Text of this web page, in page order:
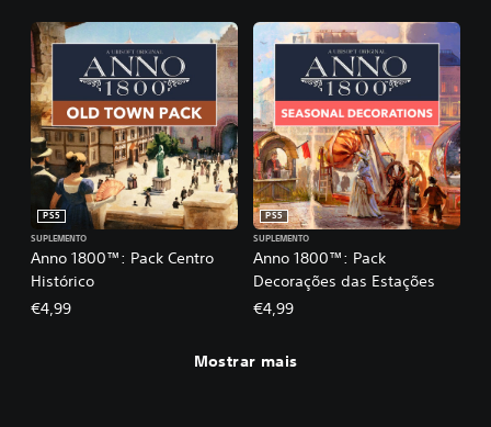
Anno 1800™: Pack Centro
Histórico
PS5
SUPLEMENTO
€4,99
Anno 1800™: Pack
Decorações das Estações
PS5
SUPLEMENTO
€4,99
Mostrar mais